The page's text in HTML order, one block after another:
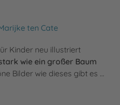
ten Cate
Kinder neu illustriert
wie ein großer Baum
Bilder wie dieses gibt es …